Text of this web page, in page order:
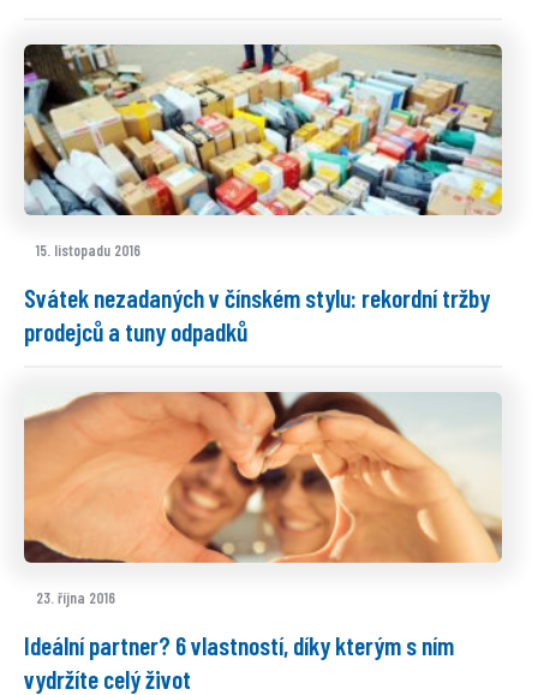
15. listopadu 2016
Svátek nezadaných v čínském stylu: rekordní tržby
prodejců a tuny odpadků
23. října 2016
Ideální partner? 6 vlastností, díky kterým s ním
vydržíte celý život